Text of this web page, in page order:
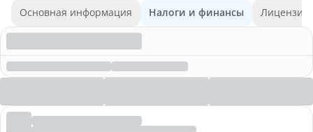
Основная информация Налоги и финансы Лицензии